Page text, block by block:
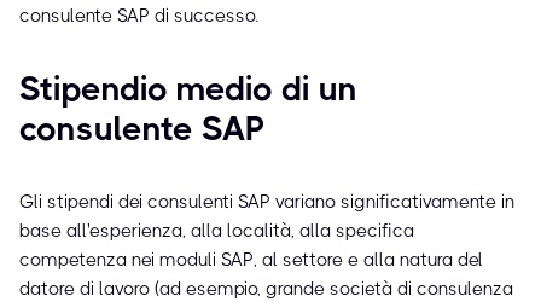
consulente SAP di successo.
Stipendio medio di un
consulente SAP
Gli stipendi dei consulenti SAP variano significativamente in
base all'esperienza, alla località, alla specifica
competenza nei moduli SAP, al settore e alla natura del
datore di lavoro (ad esempio, grande società di consulenza